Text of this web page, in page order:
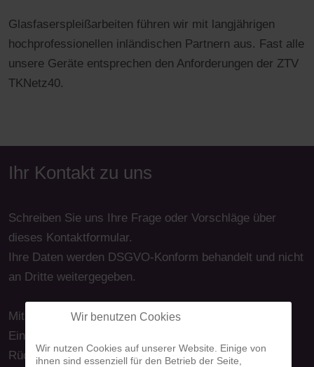
Glasfaserspleißarbeiten führen wir mit langjährigen
hochprofessionellen inländischen Partnern aus. Fast alle
unsere Geräte entsprechen den Anforderungen der ZTV
TKNetz40.
Ihr Kontakt zu uns
Schreiben Sie uns Ihre Frage oder Vorschläge über
dieses Kontaktformular.
Ihre Daten werden DSGVO-Konform behandelt und nicht
an Dritte weitergegeben.
Mit dem Absenden des Formulars geben Sie uns Ihr
Einverständnis, dass wir Sie per E-Mail oder bei
Rückfragen per Telefon kontaktieren dürfen.
Wir benutzen Cookies
Wir nutzen Cookies auf unserer Website. Einige von
ihnen sind essenziell für den Betrieb der Seite,